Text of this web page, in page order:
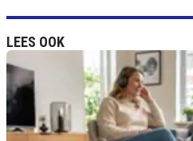
LEES OOK